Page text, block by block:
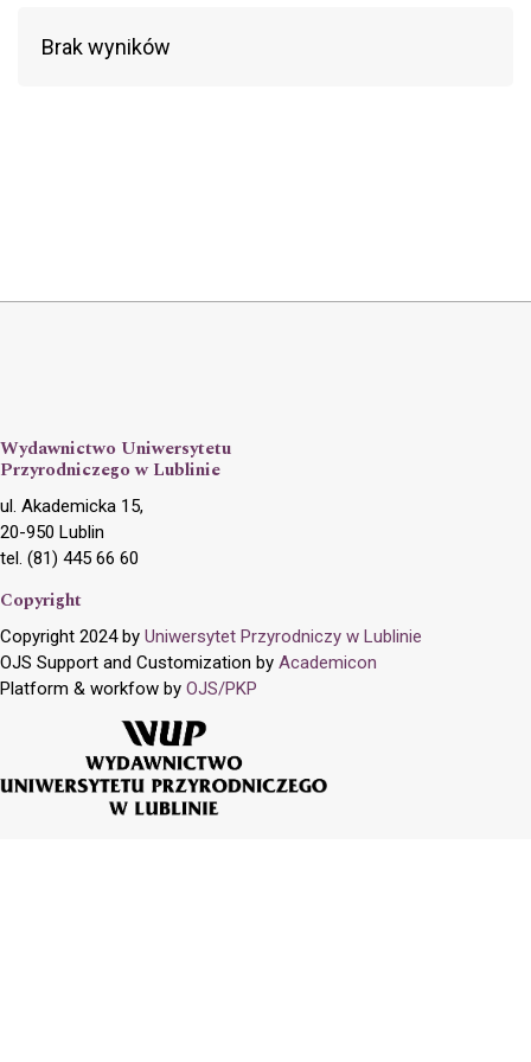
Brak wyników
Wydawnictwo Uniwersytetu
Przyrodniczego w Lublinie
ul. Akademicka 15,
20-950 Lublin
tel. (81) 445 66 60
Copyright
Copyright 2024 by Uniwersytet Przyrodniczy w Lublinie
OJS Support and Customization by Academicon
Platform & workfow by OJS/PKP